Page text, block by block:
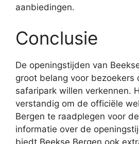
aanbiedingen.
Conclusie
De openingstijden van
groot belang voor bezoekers
safaripark willen verkennen.
verstandig om de officiële
Bergen te raadplegen voor
informatie over de
biedt Beekse Bergen ook